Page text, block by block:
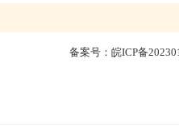
备案号：皖ICP备